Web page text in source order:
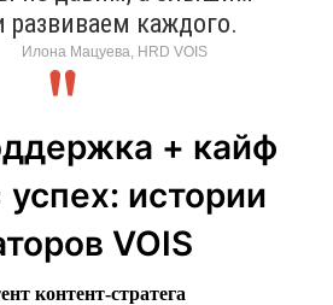
развиваем каждого.
Илона Мацуева, HRD VOIS
+ кайф
истории
VOIS
контент-стратега